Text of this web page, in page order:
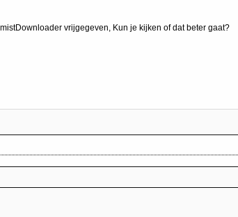
vrijgegeven, Kun je kijken of dat beter gaat?